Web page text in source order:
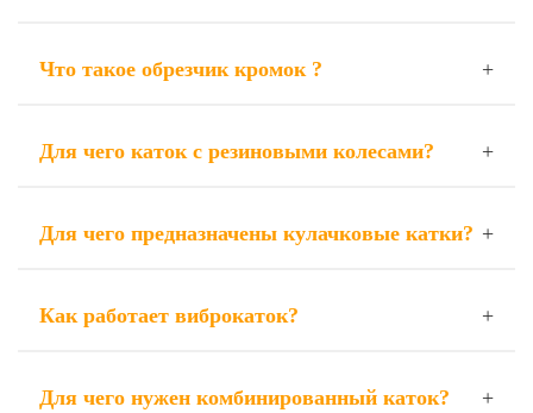
Что такое обрезчик кромок ?
Для чего каток с резиновыми колесами?
Для чего предназначены кулачковые катки?
Как работает виброкаток?
Для чего нужен комбинированный каток?